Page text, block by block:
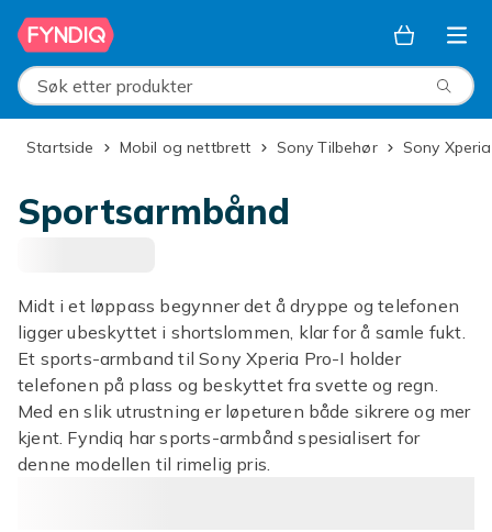
Hopp til hovedinnhold
Søk etter produkter
Startside Mobil og nettbrett Sony Tilbehør Sony Xperia
Sportsarmbånd
Midt i et løppass begynner det å dryppe og telefonen
ligger ubeskyttet i shortslommen, klar for å samle fukt.
Et sports-armband til Sony Xperia Pro-I holder
telefonen på plass og beskyttet fra svette og regn.
Med en slik utrustning er løpeturen både sikrere og mer
kjent. Fyndiq har sports-armbånd spesialisert for
denne modellen til rimelig pris.